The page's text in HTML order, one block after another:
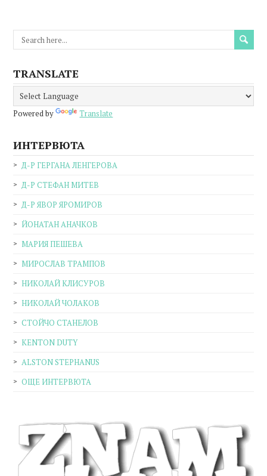
TRANSLATE
Powered by Translate
ИНТЕРВЮТА
Д-Р ГЕРГАНА ЛЕНГЕРОВА
Д-Р СТЕФАН МИТЕВ
Д-Р ЯВОР ЯРОМИРОВ
ЙОНАТАН АНАЧКОВ
МАРИЯ ПЕШЕВА
МИРОСЛАВ ТРАМПОВ
НИКОЛАЙ КЛИСУРОВ
НИКОЛАЙ ЧОЛАКОВ
СТОЙЧО СТАНЕЛОВ
KENTON DUTY
ALSTON STEPHANUS
ОЩЕ ИНТЕРВЮТА